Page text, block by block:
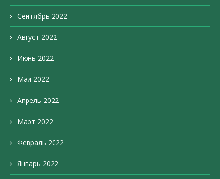
Сентябрь 2022
Август 2022
Июнь 2022
Май 2022
Апрель 2022
Март 2022
Февраль 2022
Январь 2022